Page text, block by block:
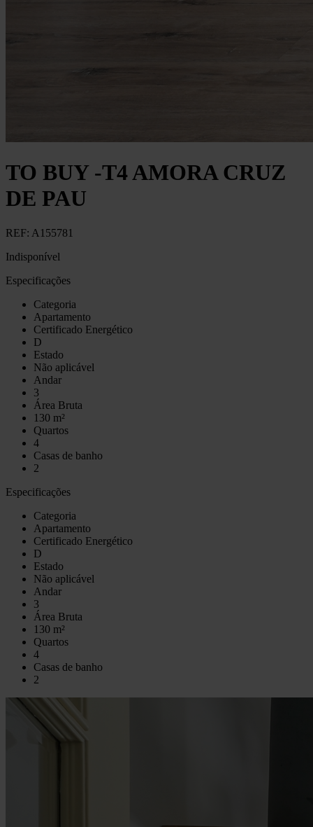
TO BUY -T4 AMORA CRUZ
DE PAU
REF: A155781
Indisponível
Especificações
Categoria
Apartamento
Certificado Energético
D
Estado
Não aplicável
Andar
3
Área Bruta
130 m²
Quartos
4
Casas de banho
2
Especificações
Categoria
Apartamento
Certificado Energético
D
Estado
Não aplicável
Andar
3
Área Bruta
130 m²
Quartos
4
Casas de banho
2